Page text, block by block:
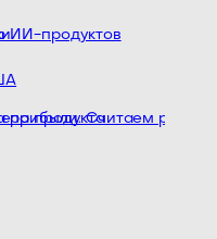
продукта
продуктов
Считаем